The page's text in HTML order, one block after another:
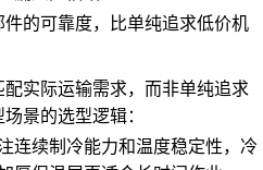
的可靠度，比单纯追求低价机
实际运输需求，而非单纯追求
景的选型逻辑：
连续制冷能力和温度稳定性， 冷